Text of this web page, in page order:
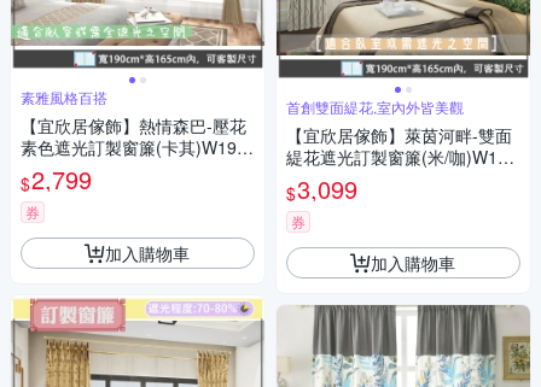
素雅風格百搭
【宜欣居傢飾】熱情森巴-壓花
素色遮光訂製窗簾(卡其)W190*
H165cm以內*2片/半腰/台灣製
$2,799
券
加入購物車
首創雙面緹花,室內外皆美觀
【宜欣居傢飾】萊茵河畔-雙面
緹花遮光訂製窗簾(米/咖)W190
*H165cm以內*2片/台灣製MIT
$3,099
券
加入購物車